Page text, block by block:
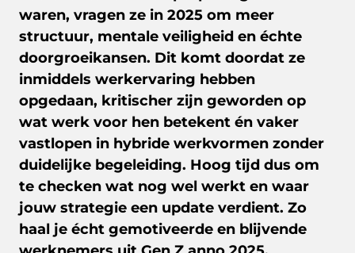
waren, vragen ze in 2025 om meer
structuur, mentale veiligheid en échte
doorgroeikansen. Dit komt doordat ze
inmiddels werkervaring hebben
opgedaan, kritischer zijn geworden op
wat werk voor hen betekent én vaker
vastlopen in hybride werkvormen zonder
duidelijke begeleiding. Hoog tijd dus om
te checken wat nog wel werkt en waar
jouw strategie een update verdient. Zo
haal je écht gemotiveerde en blijvende